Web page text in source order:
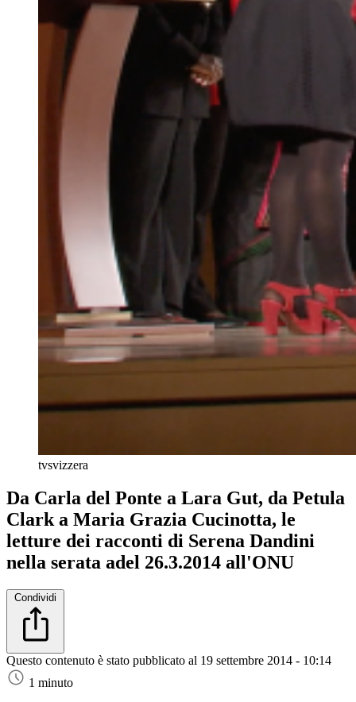
tvsvizzera
Da Carla del Ponte a Lara Gut, da Petula
Clark a Maria Grazia Cucinotta, le
letture dei racconti di Serena Dandini
nella serata adel 26.3.2014 all'ONU
Condividi
Questo contenuto è stato pubblicato al 19 settembre 2014 - 10:14
1 minuto